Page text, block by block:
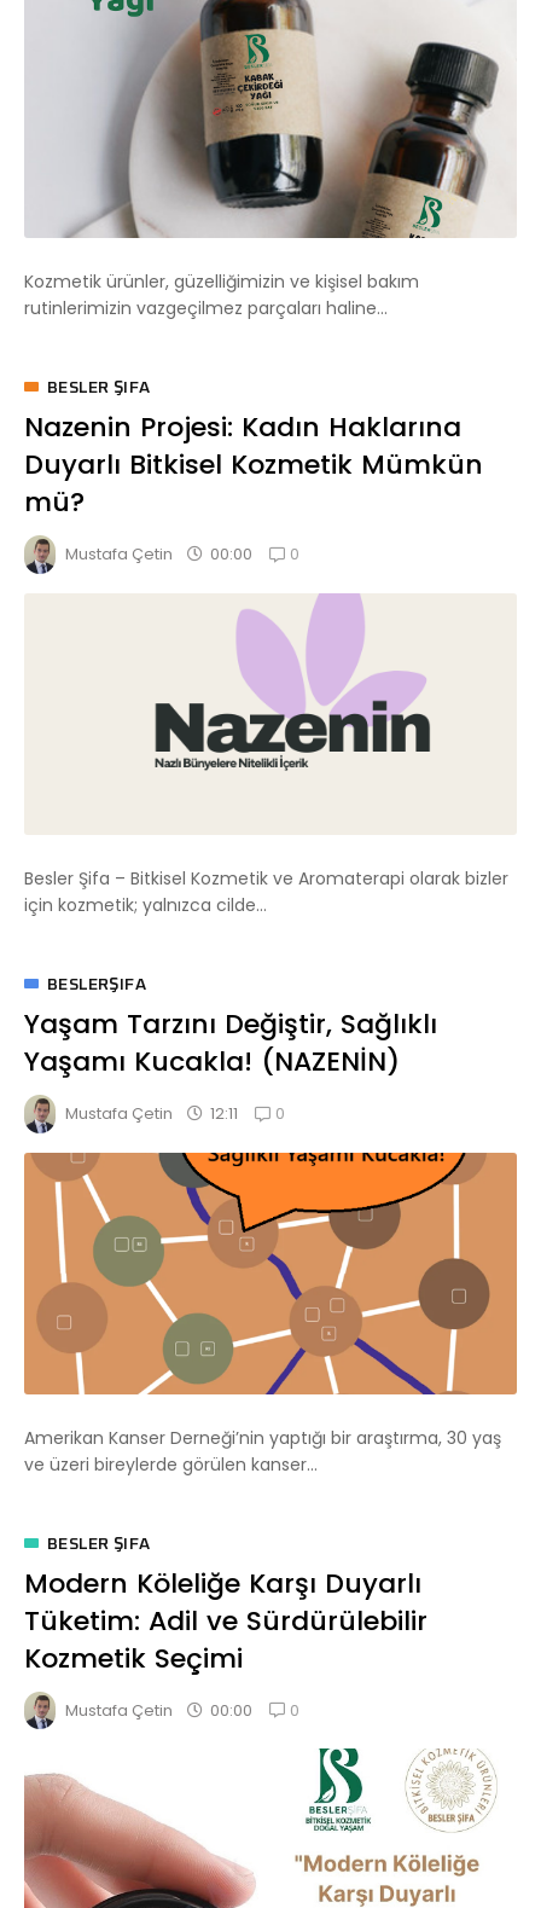
Kozmetik ürünler, güzelliğimizin ve kişisel bakım
rutinlerimizin vazgeçilmez parçaları haline...
BESLER ŞIFA
Nazenin Projesi: Kadın Haklarına
Duyarlı Bitkisel Kozmetik Mümkün
mü?
Mustafa Çetin 00:00 0
Besler Şifa – Bitkisel Kozmetik ve Aromaterapi olarak bizler
için kozmetik; yalnızca cilde...
BESLERŞIFA
Yaşam Tarzını Değiştir, Sağlıklı
Yaşamı Kucakla! (NAZENİN)
Mustafa Çetin 12:11 0
Amerikan Kanser Derneği’nin yaptığı bir araştırma, 30 yaş
ve üzeri bireylerde görülen kanser...
BESLER ŞIFA
Modern Köleliğe Karşı Duyarlı
Tüketim: Adil ve Sürdürülebilir
Kozmetik Seçimi
Mustafa Çetin 00:00 0